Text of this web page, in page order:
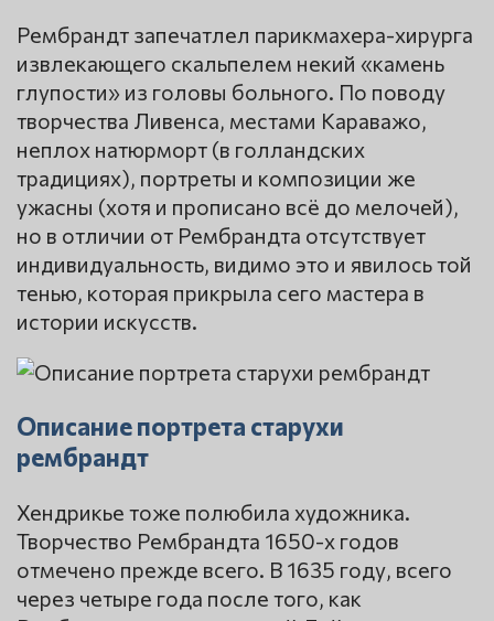
Рембрандт запечатлел парикмахера-хирурга
извлекающего скальпелем некий «камень
глупости» из головы больного. По поводу
творчества Ливенса, местами Караважо,
неплох натюрморт (в голландских
традициях), портреты и композиции же
ужасны (хотя и прописано всё до мелочей),
но в отличии от Рембрандта отсутствует
индивидуальность, видимо это и явилось той
тенью, которая прикрыла сего мастера в
истории искусств.
Описание портрета старухи
рембрандт
Хендрикье тоже полюбила художника.
Творчество Рембрандта 1650-х годов
отмечено прежде всего. В 1635 году, всего
через четыре года после того, как